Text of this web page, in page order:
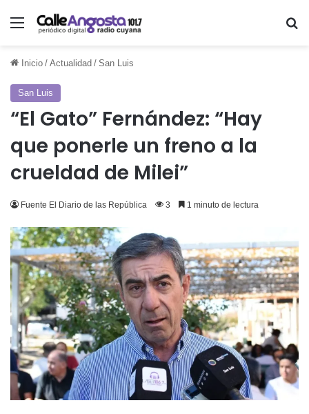
Menú
Inicio / Actualidad / San Luis
San Luis
“El Gato” Fernández: “Hay
que ponerle un freno a la
crueldad de Milei”
Fuente El Diario de las República 3 1 minuto de lectura